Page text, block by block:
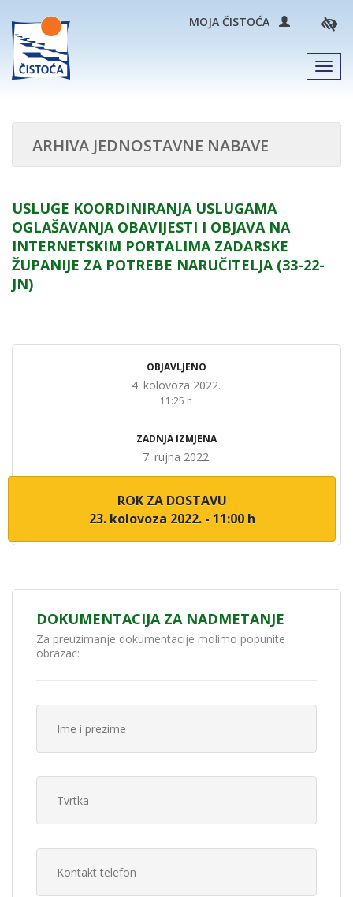
MOJA ČISTOĆA
ARHIVA JEDNOSTAVNE NABAVE
USLUGE KOORDINIRANJA USLUGAMA
OGLAŠAVANJA OBAVIJESTI I OBJAVA NA
INTERNETSKIM PORTALIMA ZADARSKE
ŽUPANIJE ZA POTREBE NARUČITELJA (33-22-
JN)
OBJAVLJENO
4. kolovoza 2022.
11:25 h
ZADNJA IZMJENA
7. rujna 2022.
ROK ZA DOSTAVU
23. kolovoza 2022. - 11:00 h
DOKUMENTACIJA ZA NADMETANJE
Za preuzimanje dokumentacije molimo popunite
obrazac: